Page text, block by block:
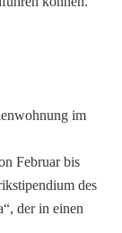
im
Februar bis
des
der in einen